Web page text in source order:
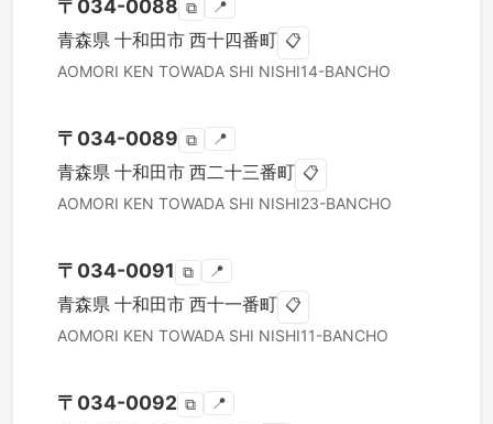
〒 034-0088 ⧉ 📍
青森県 十和田市 西十四番町 📋
AOMORI KEN TOWADA SHI NISHI14-BANCHO
〒 034-0089 ⧉ 📍
青森県 十和田市 西二十三番町 📋
AOMORI KEN TOWADA SHI NISHI23-BANCHO
〒 034-0091 ⧉ 📍
青森県 十和田市 西十一番町 📋
AOMORI KEN TOWADA SHI NISHI11-BANCHO
〒 034-0092 ⧉ 📍